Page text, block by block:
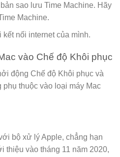
sao lưu Time Machine. Hãy
Machine.
nối internet của mình.
vào Chế độ Khôi phục
động Chế độ Khôi phục và
thuộc vào loại máy Mac
bộ xử lý Apple, chẳng hạn
thiệu vào tháng 11 năm 2020,